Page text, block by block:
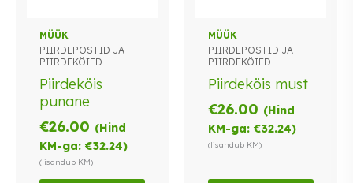
MÜÜK
PIIRDEPOSTID JA
PIIRDEKÖIED
Piirdeköis
punane
€26.00 (Hind
KM-ga:€32.24)
(lisandub KM)
MÜÜK
PIIRDEPOSTID JA
PIIRDEKÖIED
Piirdeköis must
€26.00 (Hind
KM-ga:€32.24)
(lisandub KM)